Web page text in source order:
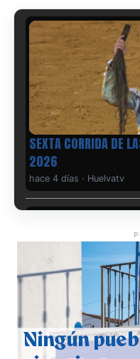
6º DÍA DE LAS
hace 4 días
QUINTA CORRIDA
2026
hace 5 días·Huelvatv